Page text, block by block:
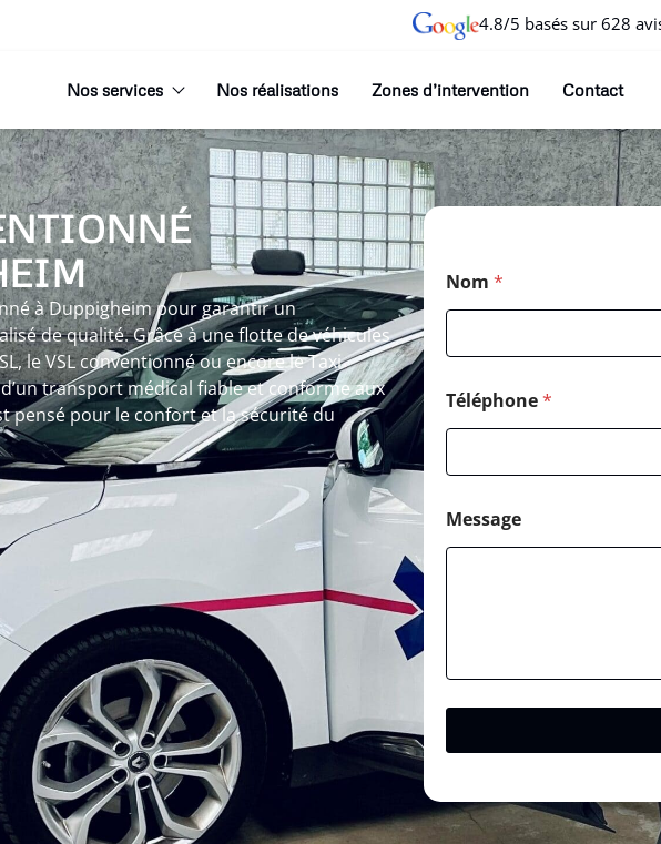
4.8/5 basés sur 628
Nos services Nos réalisations Zones d’intervention Contact
à Duppigheim pour garantir un
de qualité. Grâce à une flotte de véhicules
le VSL conventionné ou encore le Taxi
transport médical fiable et conforme aux
pensé pour le confort et la sécurité du
Nom *
Téléphone*
Message